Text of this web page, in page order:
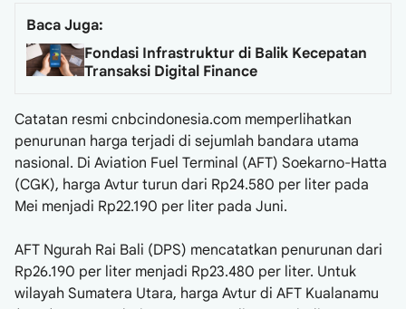
Baca Juga:
Fondasi Infrastruktur di Balik Kecepatan
Transaksi Digital Finance
Catatan resmi cnbcindonesia.com memperlihatkan
penurunan harga terjadi di sejumlah bandara utama
nasional. Di Aviation Fuel Terminal (AFT) Soekarno-Hatta
(CGK), harga Avtur turun dari Rp24.580 per liter pada
Mei menjadi Rp22.190 per liter pada Juni.
AFT Ngurah Rai Bali (DPS) mencatatkan penurunan dari
Rp26.190 per liter menjadi Rp23.480 per liter. Untuk
wilayah Sumatera Utara, harga Avtur di AFT Kualanamu